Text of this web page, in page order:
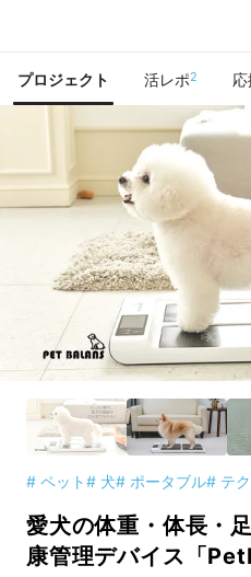
プロジェクト 活レポ2 応
# ペット# 犬# ポータブル# テ
愛犬の体重・体長・
康管理デバイス「